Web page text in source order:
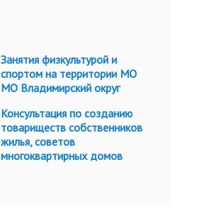
Занятия физкультурой и
спортом на территории МО
МО Владимирский округ
Консультация по созданию
товариществ собственников
жилья, советов
многоквартирных домов